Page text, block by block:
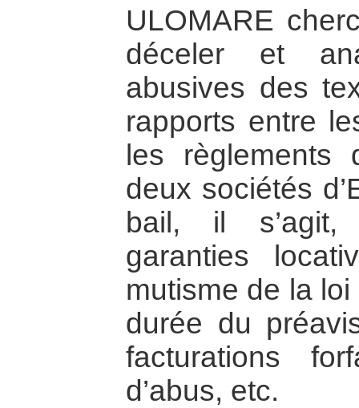
ULOMARE
déceler et
abusives des
rapports entre
les règlements
deux sociétés
bail, il
garanties
mutisme de la
durée du
facturations
d’abus, etc.